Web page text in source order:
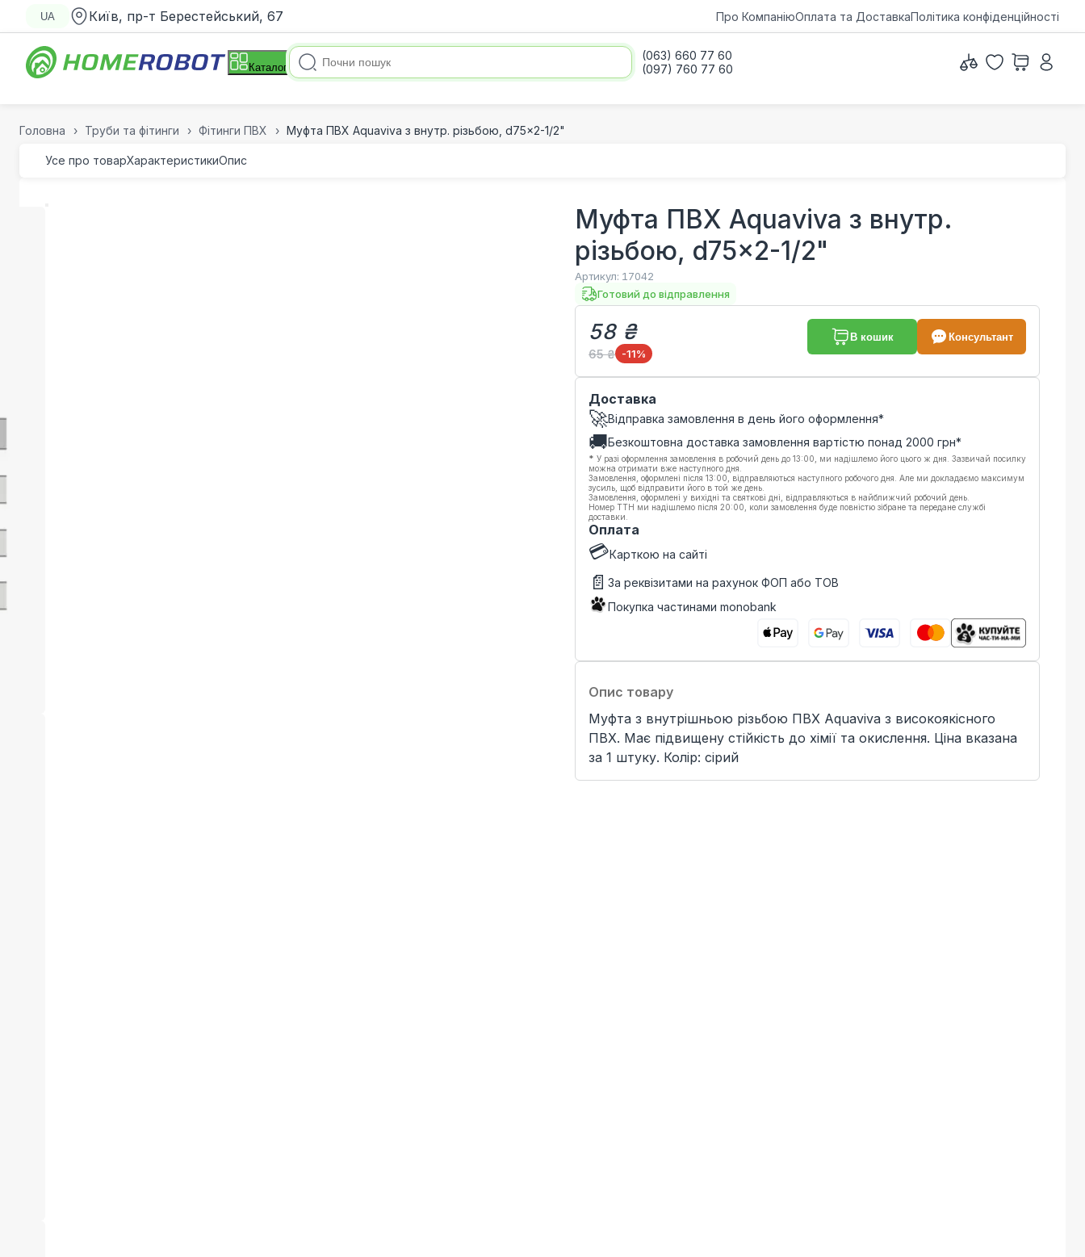
UA Київ, пр-т Берестейський, 67 Про КомпаніюОплата та ДоставкаПолітика конфіденційності
Каталог
(063) 660 77 60
(097) 760 77 60
Головна Труби та фітинги Фітинги ПВХ Муфта ПВХ Aquaviva з внутр. різьбою, d75x2-1/2"
Усе про товарХарактеристикиОпис
Муфта ПВХ Aquaviva з внутр.
різьбою, d75x2-1/2"
Артикул: 17042
Готовий до відправлення
58 ₴
65 ₴ -11%
В кошик Консультант
Доставка
🚀Відправка замовлення в день його оформлення*
🚚Безкоштовна доставка замовлення вартістю понад 2000 грн*
* У разі оформлення замовлення в робочий день до 13:00, ми надішлемо його цього ж дня. Зазвичай посилку
можна отримати вже наступного дня.
Замовлення, оформлені після 13:00, відправляються наступного робочого дня. Але ми докладаємо максимум
зусиль, щоб відправити його в той же день.
Замовлення, оформлені у вихідні та святкові дні, відправляються в найближчий робочий день.
Номер ТТН ми надішлемо після 20:00, коли замовлення буде повністю зібране та передане службі
доставки.
Оплата
💳Карткою на сайті
📄 За реквізитами на рахунок ФОП або ТОВ
Покупка частинами monobank
Опис товару
Муфта з внутрішньою різьбою ПВХ Aquaviva з високоякісного
ПВХ. Має підвищену стійкість до хімії та окислення. Ціна вказана
за 1 штуку. Колір: сірий